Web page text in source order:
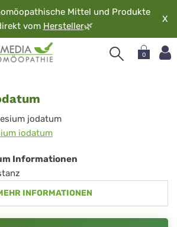
Mittel und Produkte
vom Hersteller🌿
X
0
jodatum
iodatum
Informationen
INFORMATIONEN